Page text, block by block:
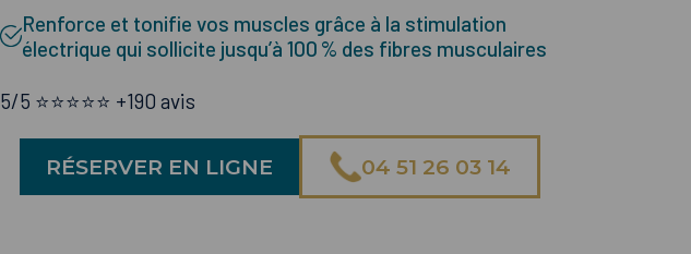
Renforce et tonifie vos muscles grâce à la stimulation
électrique qui sollicite jusqu’à 100 % des fibres musculaires
5/5 ⭐️⭐️⭐️⭐️⭐️ +190 avis
RÉSERVER EN LIGNE 04 51 26 03 14